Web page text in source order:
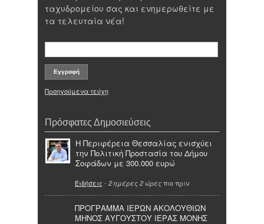
ταχυδρομείου σας και ενημερωθείτε με
τα τελευταία νέα!
Προηγούμενα τεύχη
Πρόσφατες Δημοσιεύσεις
Η Περιφέρεια Θεσσαλίας ενισχύει
την Πολιτική Προστασία του Δήμου
Σοφάδων με 300.000 ευρώ
Ειδήσεις - 2 ημέρες 2 ώρες πιο πριν
ΠΡΟΓΡΑΜΜΑ ΙΕΡΩΝ ΑΚΟΛΟΥΘΙΩΝ
ΜΗΝΟΣ ΑΥΓΟΥΣΤΟΥ ΙΕΡΑΣ ΜΟΝΗΣ